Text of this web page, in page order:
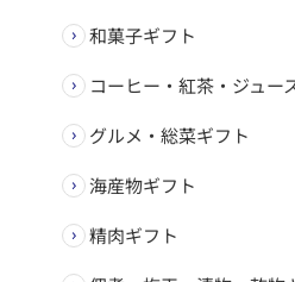
和菓子ギフト
コーヒー・紅茶・ジュー
グルメ・総菜ギフト
海産物ギフト
精肉ギフト